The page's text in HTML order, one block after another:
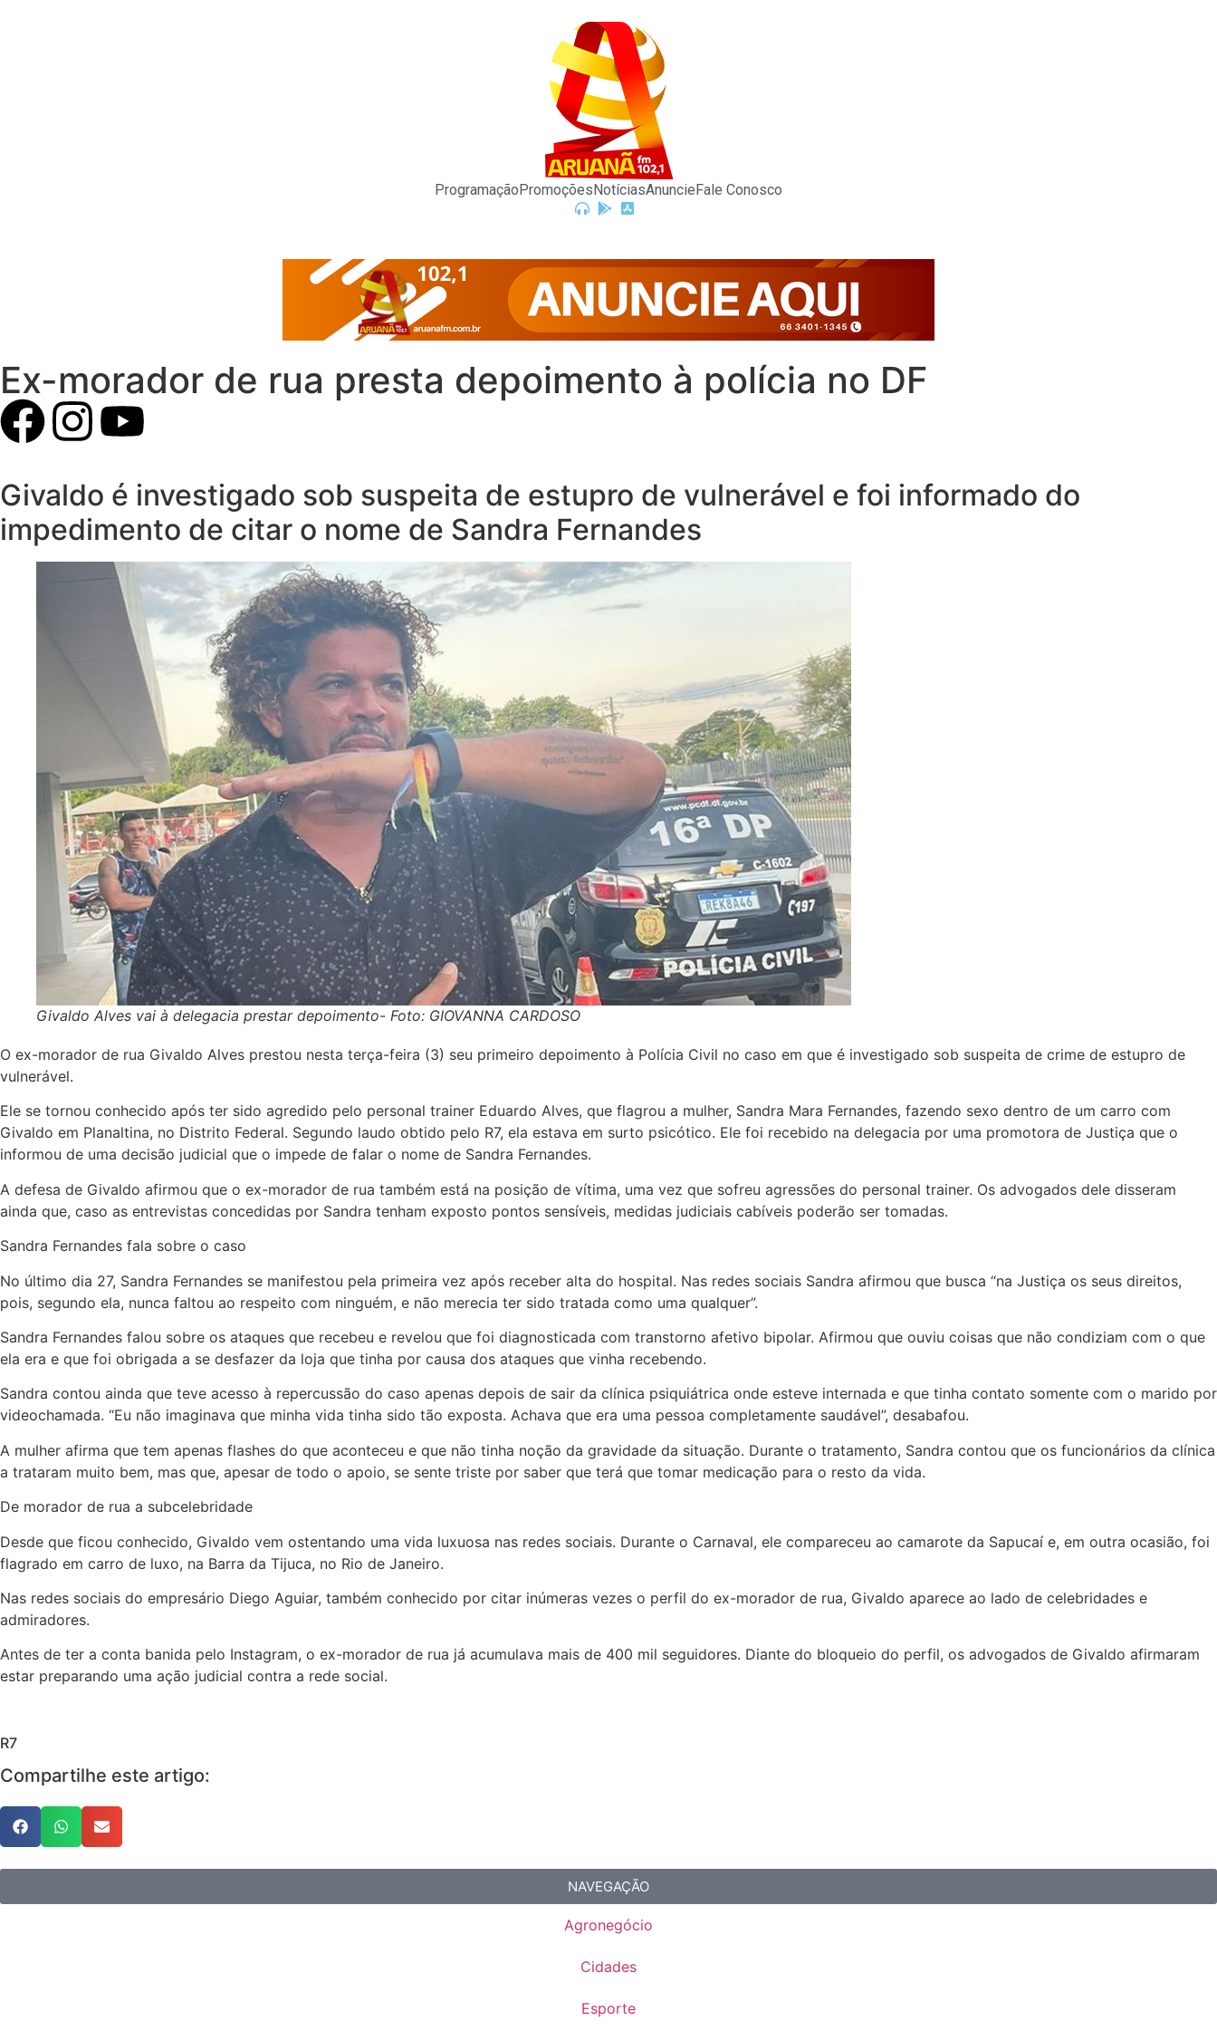
ProgramaçãoPromoçõesNotíciasAnuncieFale Conosco
Ex-morador de rua presta depoimento à polícia no DF
Givaldo é investigado sob suspeita de estupro de vulnerável e foi informado do
impedimento de citar o nome de Sandra Fernandes
Givaldo Alves vai à delegacia prestar depoimento- Foto: GIOVANNA CARDOSO
O ex-morador de rua Givaldo Alves prestou nesta terça-feira (3) seu primeiro depoimento à Polícia Civil no caso em que é investigado sob suspeita de crime de estupro de
vulnerável.
Ele se tornou conhecido após ter sido agredido pelo personal trainer Eduardo Alves, que flagrou a mulher, Sandra Mara Fernandes, fazendo sexo dentro de um carro com
Givaldo em Planaltina, no Distrito Federal. Segundo laudo obtido pelo R7, ela estava em surto psicótico. Ele foi recebido na delegacia por uma promotora de Justiça que o
informou de uma decisão judicial que o impede de falar o nome de Sandra Fernandes.
A defesa de Givaldo afirmou que o ex-morador de rua também está na posição de vítima, uma vez que sofreu agressões do personal trainer. Os advogados dele disseram
ainda que, caso as entrevistas concedidas por Sandra tenham exposto pontos sensíveis, medidas judiciais cabíveis poderão ser tomadas.
Sandra Fernandes fala sobre o caso
No último dia 27, Sandra Fernandes se manifestou pela primeira vez após receber alta do hospital. Nas redes sociais Sandra afirmou que busca “na Justiça os seus direitos,
pois, segundo ela, nunca faltou ao respeito com ninguém, e não merecia ter sido tratada como uma qualquer”.
Sandra Fernandes falou sobre os ataques que recebeu e revelou que foi diagnosticada com transtorno afetivo bipolar. Afirmou que ouviu coisas que não condiziam com o que
ela era e que foi obrigada a se desfazer da loja que tinha por causa dos ataques que vinha recebendo.
Sandra contou ainda que teve acesso à repercussão do caso apenas depois de sair da clínica psiquiátrica onde esteve internada e que tinha contato somente com o marido por
videochamada. “Eu não imaginava que minha vida tinha sido tão exposta. Achava que era uma pessoa completamente saudável”, desabafou.
A mulher afirma que tem apenas flashes do que aconteceu e que não tinha noção da gravidade da situação. Durante o tratamento, Sandra contou que os funcionários da clínica
a trataram muito bem, mas que, apesar de todo o apoio, se sente triste por saber que terá que tomar medicação para o resto da vida.
De morador de rua a subcelebridade
Desde que ficou conhecido, Givaldo vem ostentando uma vida luxuosa nas redes sociais. Durante o Carnaval, ele compareceu ao camarote da Sapucaí e, em outra ocasião, foi
flagrado em carro de luxo, na Barra da Tijuca, no Rio de Janeiro.
Nas redes sociais do empresário Diego Aguiar, também conhecido por citar inúmeras vezes o perfil do ex-morador de rua, Givaldo aparece ao lado de celebridades e
admiradores.
Antes de ter a conta banida pelo Instagram, o ex-morador de rua já acumulava mais de 400 mil seguidores. Diante do bloqueio do perfil, os advogados de Givaldo afirmaram
estar preparando uma ação judicial contra a rede social.
R7
Compartilhe este artigo:
NAVEGAÇÃO
Agronegócio
Cidades
Esporte